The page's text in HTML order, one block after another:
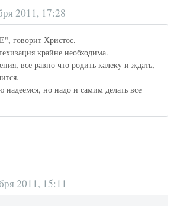
2011, 17:28
говорит Христос.
крайне необходима.
все равно что родить калеку и ждать,
но надо и самим делать все
2011, 15:11